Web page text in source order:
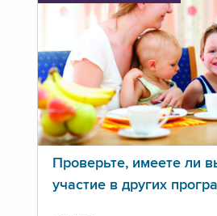
Проверьте, имеете ли
участие в других